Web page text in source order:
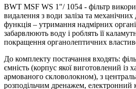
BWT MSF WS 1"/ 1054 - фільтр
видалення з води заліза та
функція – утримання надмірних
забарвлюють воду і роблять її
покращення органолептичних
До комплекту постачання входять:
ємність (корпус якої виготовлений із
армованого скловолокном), з
розподільчим дренажем, електронний